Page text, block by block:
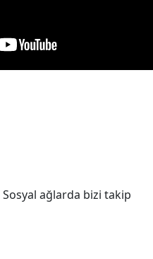
Sosyal ağlarda bizi takip